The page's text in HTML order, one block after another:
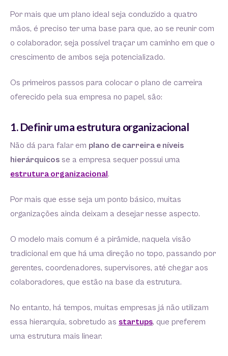
Por mais que um plano ideal seja conduzido a quatro
mãos, é preciso ter uma base para que, ao se reunir com
o colaborador, seja possível traçar um caminho em que o
crescimento de ambos seja potencializado.
Os primeiros passos para colocar o plano de carreira
oferecido pela sua empresa no papel, são:
1. Definir uma estrutura organizacional
Não dá para falar em plano de carreira e níveis
hierárquicos se a empresa sequer possui uma
estrutura organizacional.
Por mais que esse seja um ponto básico, muitas
organizações ainda deixam a desejar nesse aspecto.
O modelo mais comum é a pirâmide, naquela visão
tradicional em que há uma direção no topo, passando por
gerentes, coordenadores, supervisores, até chegar aos
colaboradores, que estão na base da estrutura.
No entanto, há tempos, muitas empresas já não utilizam
essa hierarquia, sobretudo as startups, que preferem
uma estrutura mais linear.